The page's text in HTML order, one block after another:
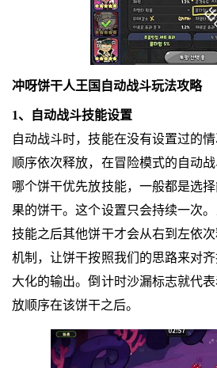
冲呀饼干人王国自动战斗玩法攻略
1、自动战斗技能设置
自动战斗时，技能在没有设置过的
顺序依次释放，在冒险模式的自动
哪个饼干优先放技能，一般都是选
果的饼干。这个设置只会持续一次
技能之后其他饼干才会从右到左依
机制，让饼干按照我们的思路来对
大化的输出。倒计时沙漏标志就代
放顺序在该饼干之后。